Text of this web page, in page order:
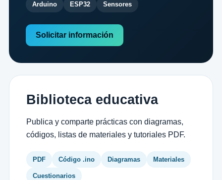
Arduino ESP32 Sensores
Solicitar información
Biblioteca educativa
Publica y comparte prácticas con diagramas,
códigos, listas de materiales y tutoriales PDF.
PDF Código .ino Diagramas Materiales
Cuestionarios